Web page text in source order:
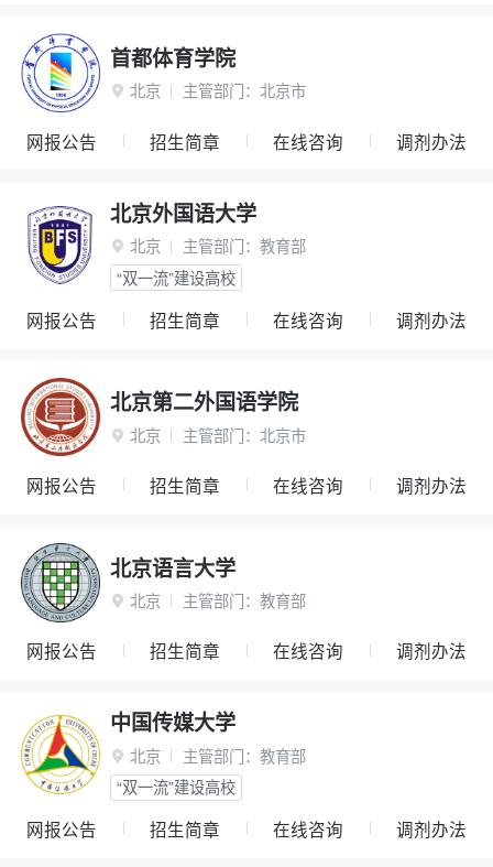
首都体育学院
 北京 主管部门： 北京市
网报公告 招生简章 在线咨询 调剂办法
北京外国语大学
 北京 主管部门： 教育部
“双一流”建设高校
网报公告 招生简章 在线咨询 调剂办法
北京第二外国语学院
 北京 主管部门： 北京市
网报公告 招生简章 在线咨询 调剂办法
北京语言大学
 北京 主管部门： 教育部
网报公告 招生简章 在线咨询 调剂办法
中国传媒大学
 北京 主管部门： 教育部
“双一流”建设高校
网报公告 招生简章 在线咨询 调剂办法